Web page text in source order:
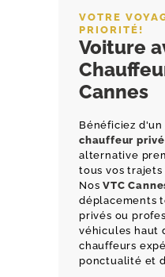
VOTRE
PRIORITÉ!
Voiture
Cannes
Bénéficiez
chauffeur privé
alternative
tous vos trajets
NosVTC
déplacements
privés ou
véhicules haut
chauffeurs
ponctualité et